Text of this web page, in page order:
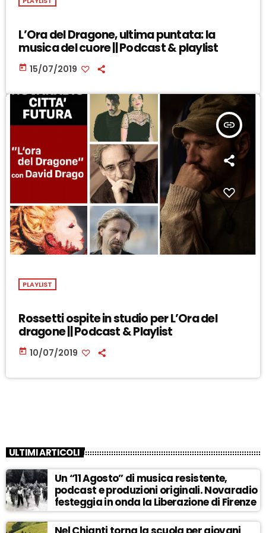
L’Ora del Dragone, ultima puntata: la
musica del cuore || Podcast & playlist
today 15/07/2019
insert_link
PLAYLIST
Rossetti ospite in studio per L’Ora del
dragone || Podcast & Playlist
today 10/07/2019
ULTIMI ARTICOLI
Un “11 Agosto” di musica resistente,
podcast e produzioni originali. Novaradio
festeggia in onda la Liberazione di Firenze